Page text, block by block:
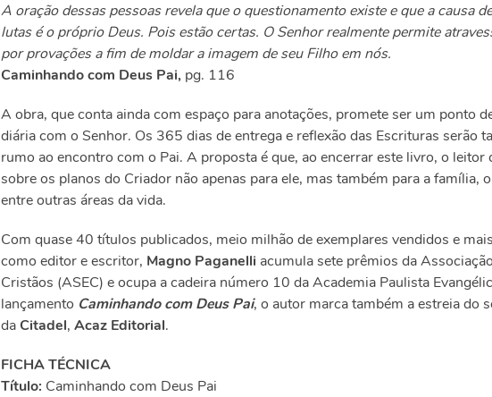
A oração dessas pessoas revela que o questionamento existe e que a causa
lutas é o próprio Deus. Pois estão certas. O Senhor realmente permite
por provações a fim de moldar a imagem de seu Filho em nós.
Caminhando com Deus Pai,pg. 116
A obra, que conta ainda com espaço para anotações, promete ser um ponto
diária com o Senhor. Os 365 dias de entrega e reflexão das Escrituras serão
rumo ao encontro com o Pai. A proposta é que, ao encerrar este livro, o
sobre os planos do Criador não apenas para ele, mas também para a família,
entre outras áreas da vida.
Com quase 40 títulos publicados, meio milhão de exemplares vendidos e
como editor e escritor, Magno Paganelli acumula sete prêmios da
Cristãos (ASEC) e ocupa a cadeira número 10 da Academia Paulista
lançamento Caminhando com Deus Pai, o autor marca também a estreia do
da Citadel, Acaz Editorial.
FICHA TÉCNICA
Título: Caminhando com Deus Pai